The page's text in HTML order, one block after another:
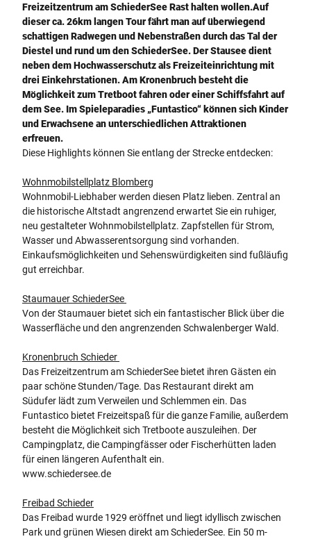
Freizeitzentrum am SchiederSee Rast halten wollen.Auf
dieser ca. 26km langen Tour fährt man auf überwiegend
schattigen Radwegen und Nebenstraßen durch das Tal der
Diestel und rund um den SchiederSee. Der Stausee dient
neben dem Hochwasserschutz als Freizeiteinrichtung mit
drei Einkehrstationen. Am Kronenbruch besteht die
Möglichkeit zum Tretboot fahren oder einer Schiffsfahrt auf
dem See. Im Spieleparadies „Funtastico“ können sich Kinder
und Erwachsene an unterschiedlichen Attraktionen
erfreuen.
Diese Highlights können Sie entlang der Strecke entdecken:
Wohnmobilstellplatz Blomberg
Wohnmobil-Liebhaber werden diesen Platz lieben. Zentral an
die historische Altstadt angrenzend erwartet Sie ein ruhiger,
neu gestalteter Wohnmobilstellplatz. Zapfstellen für Strom,
Wasser und Abwasserentsorgung sind vorhanden.
Einkaufsmöglichkeiten und Sehenswürdigkeiten sind fußläufig
gut erreichbar.
Staumauer SchiederSee
Von der Staumauer bietet sich ein fantastischer Blick über die
Wasserfläche und den angrenzenden Schwalenberger Wald.
Kronenbruch Schieder
Das Freizeitzentrum am SchiederSee bietet ihren Gästen ein
paar schöne Stunden/Tage. Das Restaurant direkt am
Südufer lädt zum Verweilen und Schlemmen ein. Das
Funtastico bietet Freizeitspaß für die ganze Familie, außerdem
besteht die Möglichkeit sich Tretboote auszuleihen. Der
Campingplatz, die Campingfässer oder Fischerhütten laden
für einen längeren Aufenthalt ein.
www.schiedersee.de
Freibad Schieder
Das Freibad wurde 1929 eröffnet und liegt idyllisch zwischen
Park und grünen Wiesen direkt am SchiederSee. Ein 50 m-